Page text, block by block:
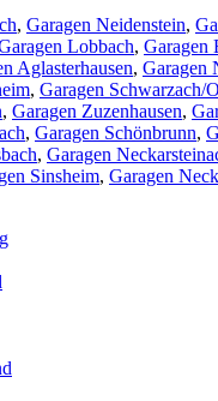
, Garagen Neidenstein,
Lobbach, Garagen
Aglasterhausen, Garagen
, Garagen Schwarzach/
, Garagen Zuzenhausen,
, Garagen Schönbrunn,
, Garagen
Sinsheim, Garagen